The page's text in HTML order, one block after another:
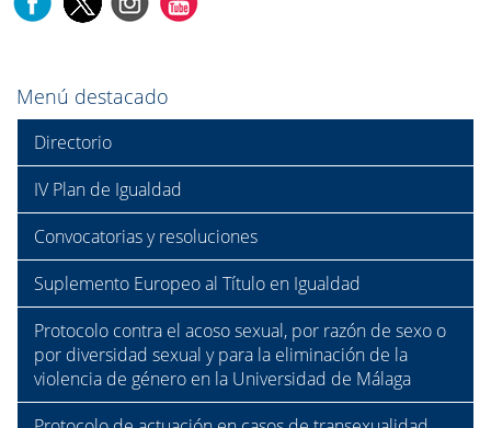
Menú destacado
Directorio
IV Plan de Igualdad
Convocatorias y resoluciones
Suplemento Europeo al Título en Igualdad
Protocolo contra el acoso sexual, por razón de sexo o
por diversidad sexual y para la eliminación de la
violencia de género en la Universidad de Málaga